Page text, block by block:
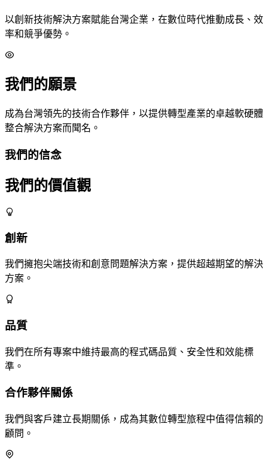
以創新技術解決方案賦能台灣企業，在數位時代推動成長、效
率和競爭優勢。
我們的願景
成為台灣領先的技術合作夥伴，以提供轉型產業的卓越軟硬體
整合解決方案而聞名。
我們的信念
我們的價值觀
創新
我們擁抱尖端技術和創意問題解決方案，提供超越期望的解決
方案。
品質
我們在所有專案中維持最高的程式碼品質、安全性和效能標
準。
合作夥伴關係
我們與客戶建立長期關係，成為其數位轉型旅程中值得信賴的
顧問。